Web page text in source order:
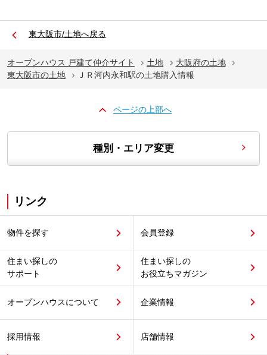
東大阪市/土地へ戻る
オープンハウス 戸建て仲介サイト 土地
大阪府の土地
東大阪市の土地
ＪＲ河内永和駅の土地購入情報
ページの上部へ
種別・エリア変更
リンク
物件を探す 会員登録
住まい探しの
サポート
住まい探しの
お役立ちマガジン
オープンハウスについて 企業情報
採用情報 店舗情報